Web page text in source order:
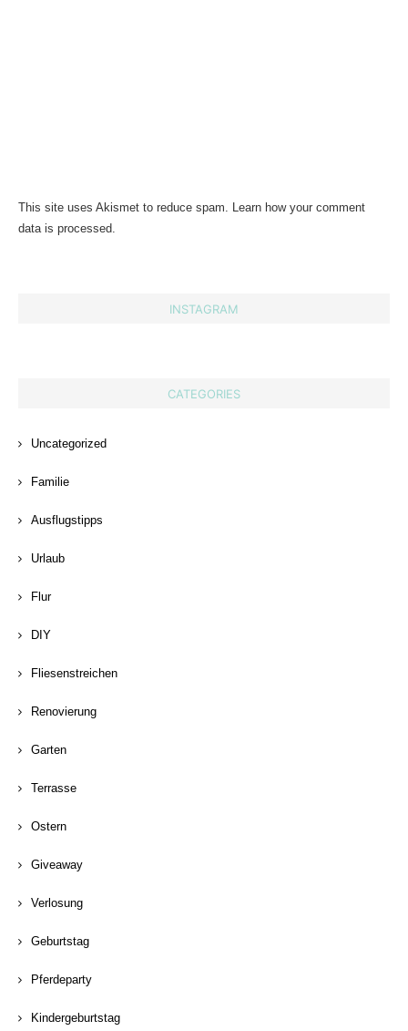
This site uses Akismet to reduce spam. Learn how your comment
data is processed.
INSTAGRAM
CATEGORIES
Uncategorized
Familie
Ausflugstipps
Urlaub
Flur
DIY
Fliesenstreichen
Renovierung
Garten
Terrasse
Ostern
Giveaway
Verlosung
Geburtstag
Pferdeparty
Kindergeburtstag